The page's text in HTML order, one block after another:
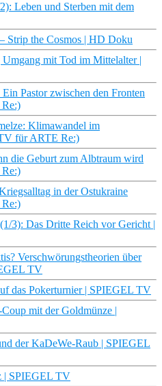
Leben und Sterben mit dem
Strip the Cosmos | HD Doku
mit Tod im Mittelalter |
Pastor zwischen den Fronten
Klimawandel im
für ARTE Re:)
die Geburt zum Albtraum wird
in der Ostukraine
3): Das Dritte Reich vor Gericht |
Verschwörungstheorien über
TV
das Pokerturnier | SPIEGEL TV
mit der Goldmünze |
der KaDeWe-Raub | SPIEGEL
| SPIEGEL TV